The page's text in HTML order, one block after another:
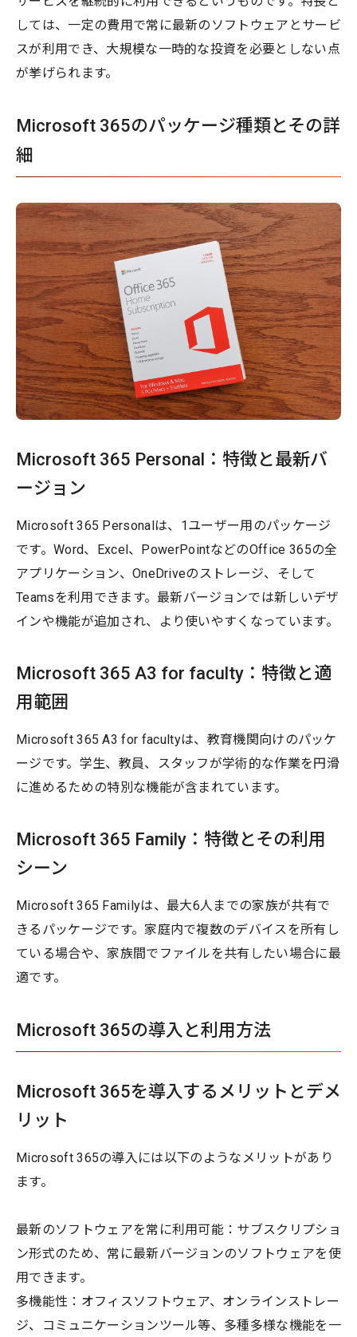
しては、一定の費用で常に最新のソフトウェアとサービ
スが利用でき、大規模な一時的な投資を必要としない点
が挙げられます。
Microsoft 365のパッケージ種類とその詳
細
Microsoft 365 Personal：特徴と最新バ
ージョン
Microsoft 365 Personalは、1ユーザー用のパッケージ
です。Word、Excel、PowerPointなどのOffice 365の全
アプリケーション、OneDriveのストレージ、そして
Teamsを利用できます。最新バージョンでは新しいデザ
インや機能が追加され、より使いやすくなっています。
Microsoft 365 A3 for faculty：特徴と適
用範囲
Microsoft 365 A3 for facultyは、教育機関向けのパッケ
ージです。学生、教員、スタッフが学術的な作業を円滑
に進めるための特別な機能が含まれています。
Microsoft 365 Family：特徴とその利用
シーン
Microsoft 365 Familyは、最大6人までの家族が共有で
きるパッケージです。家庭内で複数のデバイスを所有し
ている場合や、家族間でファイルを共有したい場合に最
適です。
Microsoft 365の導入と利用方法
Microsoft 365を導入するメリットとデメ
リット
Microsoft 365の導入には以下のようなメリットがあり
ます。
最新のソフトウェアを常に利用可能：サブスクリプショ
ン形式のため、常に最新バージョンのソフトウェアを使
用できます。
多機能性：オフィスソフトウェア、オンラインストレー
ジ、コミュニケーションツール等、多種多様な機能を一